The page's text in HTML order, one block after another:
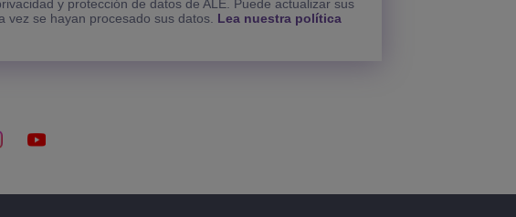
y protección de datos de ALE. Puede actualizar sus
vez se hayan procesado sus datos. Lea nuestra política